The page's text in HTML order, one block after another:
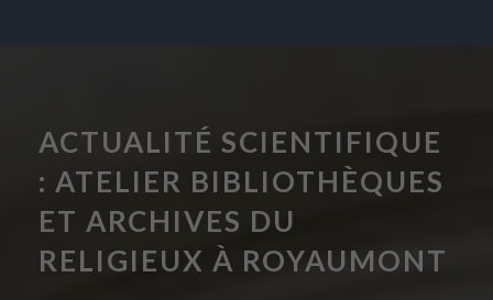
ACTUALITÉ SCIENTIFIQUE
: ATELIER BIBLIOTHÈQUES
ET ARCHIVES DU
RELIGIEUX À ROYAUMONT